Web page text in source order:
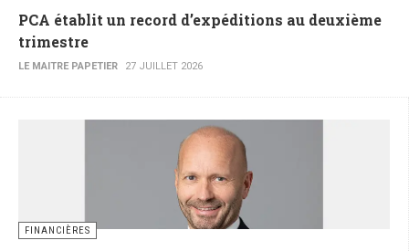
PCA établit un record d’expéditions au deuxième
trimestre
LE MAITRE PAPETIER 27 JUILLET 2026
FINANCIÈRES